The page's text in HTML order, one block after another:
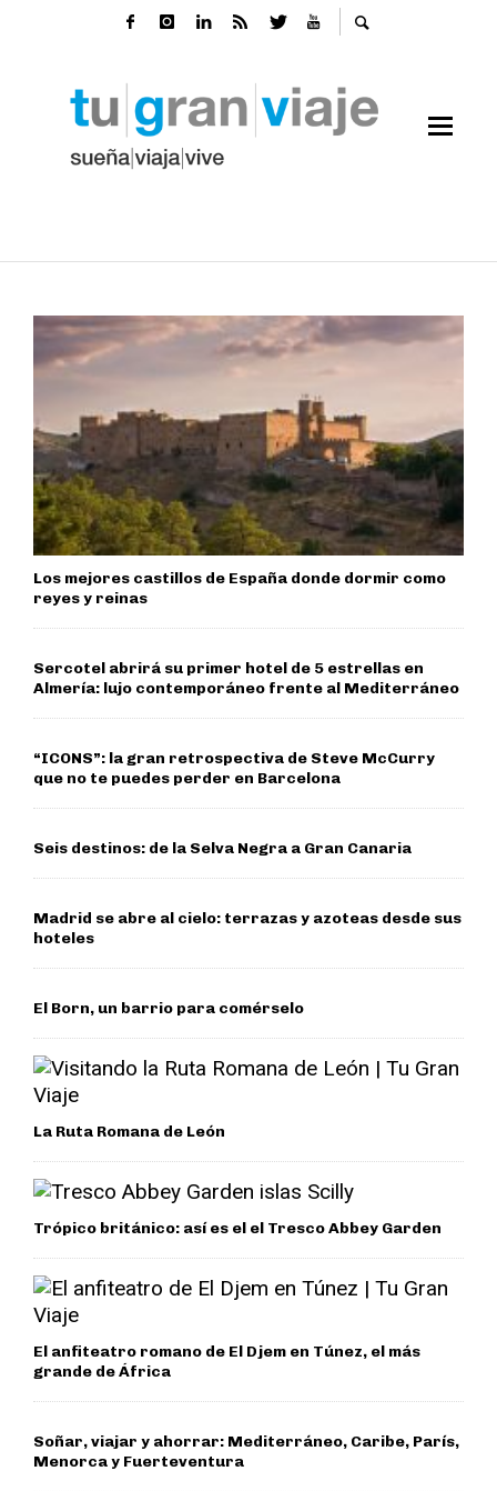
Los mejores castillos de España donde dormir como
reyes y reinas
Sercotel abrirá su primer hotel de 5 estrellas en
Almería: lujo contemporáneo frente al Mediterráneo
“ICONS”: la gran retrospectiva de Steve McCurry
que no te puedes perder en Barcelona
Seis destinos: de la Selva Negra a Gran Canaria
Madrid se abre al cielo: terrazas y azoteas desde sus
hoteles
El Born, un barrio para comérselo
La Ruta Romana de León
Trópico británico: así es el el Tresco Abbey Garden
El anfiteatro romano de El Djem en Túnez, el más
grande de África
Soñar, viajar y ahorrar: Mediterráneo, Caribe, París,
Menorca y Fuerteventura